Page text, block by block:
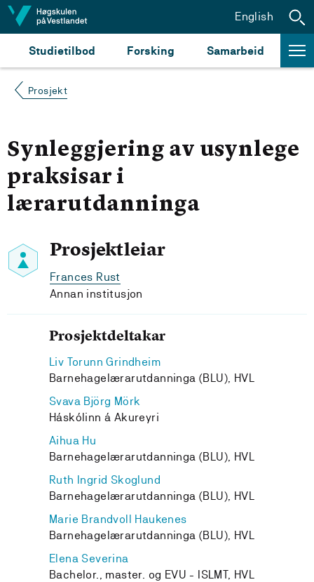
Hopp til innhald
Studietilbod Forsking Samarbeid
English
Prosjekt
Synleggjering av usynlege
praksisar i
lærarutdanninga
Prosjektleiar
Frances Rust
Annan institusjon
Prosjektdeltakar
Liv Torunn Grindheim
Barnehagelærarutdanninga (BLU), HVL
Svava Björg Mörk
Háskólinn á Akureyri
Aihua Hu
Barnehagelærarutdanninga (BLU), HVL
Ruth Ingrid Skoglund
Barnehagelærarutdanninga (BLU), HVL
Marie Brandvoll Haukenes
Barnehagelærarutdanninga (BLU), HVL
Elena Severina
Bachelor., master. og EVU - ISLMT, HVL